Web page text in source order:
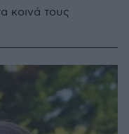
κοινά τους